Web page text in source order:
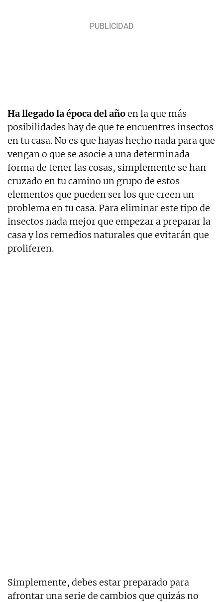
Ha llegado la época del añoen la que más
posibilidades hay de que te encuentres insectos
en tu casa. No es que hayas hecho nada para que
vengan o que se asocie a una determinada
forma de tener las cosas, simplemente se han
cruzado en tu camino un grupo de estos
elementos que pueden ser los que creen un
problema en tu casa. Para eliminar este tipo de
insectos nada mejor que empezar a preparar la
casa y los remedios naturales que evitarán que
proliferen.
Simplemente, debes estar preparado para
afrontar una serie de cambios que quizás no